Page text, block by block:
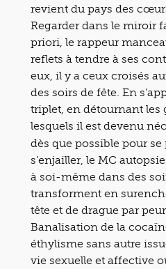
revient du pays des
Regarder dans le miroir
priori, le rappeur
reflets à tendre à ses
eux, il y a ceux croisés
des soirs de fête. En
triplet, en détournant les
lesquels il est devenu
dès que possible pour se
s’enjailler, le MC
à soi-même dans des
transforment en
tête et de drague par peur
Banalisation de la
éthylisme sans autre
vie sexuelle et affective